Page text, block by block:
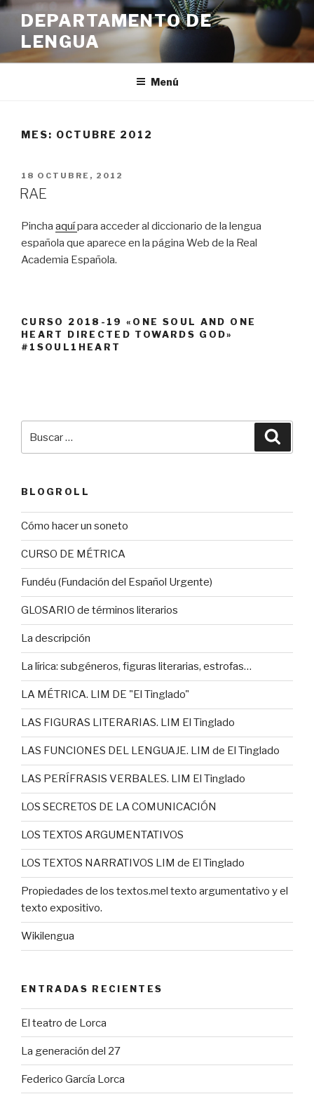
Ir
contenido
DEPARTAMENTO DE
LENGUA
Menú
MES: OCTUBRE 2012
PUBLICADO
EN
18 OCTUBRE, 2012
RAE
Pincha aquípara acceder al diccionario de la lengua
española que aparece en la página Web de la Real
Academia Española.
CURSO 2018-19 «ONE SOUL AND ONE
HEART DIRECTED TOWARDS GOD»
#1SOUL1HEART
por:
BLOGROLL
Cómo hacer un soneto
CURSO DE MÉTRICA
Fundéu (Fundación del Español Urgente)
GLOSARIO de términos literarios
La descripción
La lírica: subgéneros, figuras literarias, estrofas…
LA MÉTRICA. LIM DE "El Tinglado"
LAS FIGURAS LITERARIAS. LIM El Tinglado
LAS FUNCIONES DEL LENGUAJE. LIM de El Tinglado
LAS PERÍFRASIS VERBALES. LIM El Tinglado
LOS SECRETOS DE LA COMUNICACIÓN
LOS TEXTOS ARGUMENTATIVOS
LOS TEXTOS NARRATIVOS LIM de El Tinglado
Propiedades de los textos.mel texto argumentativo y el
texto expositivo.
Wikilengua
ENTRADAS RECIENTES
El teatro de Lorca
La generación del 27
Federico García Lorca